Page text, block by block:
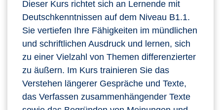
Dieser Kurs richtet sich an Lernende mit
Deutschkenntnissen auf dem Niveau B1.1.
Sie vertiefen Ihre Fähigkeiten im mündlichen
und schriftlichen Ausdruck und lernen, sich
zu einer Vielzahl von Themen differenzierter
zu äußern. Im Kurs trainieren Sie das
Verstehen längerer Gespräche und Texte,
das Verfassen zusammenhängender Texte